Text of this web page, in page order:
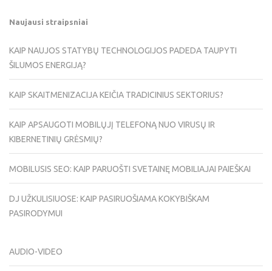
Naujausi straipsniai
KAIP NAUJOS STATYBŲ TECHNOLOGIJOS PADEDA TAUPYTI
ŠILUMOS ENERGIJĄ?
KAIP SKAITMENIZACIJA KEIČIA TRADICINIUS SEKTORIUS?
KAIP APSAUGOTI MOBILŲJĮ TELEFONĄ NUO VIRUSŲ IR
KIBERNETINIŲ GRĖSMIŲ?
MOBILUSIS SEO: KAIP PARUOŠTI SVETAINĘ MOBILIAJAI PAIEŠKAI
DJ UŽKULISIUOSE: KAIP PASIRUOŠIAMA KOKYBIŠKAM
PASIRODYMUI
AUDIO-VIDEO